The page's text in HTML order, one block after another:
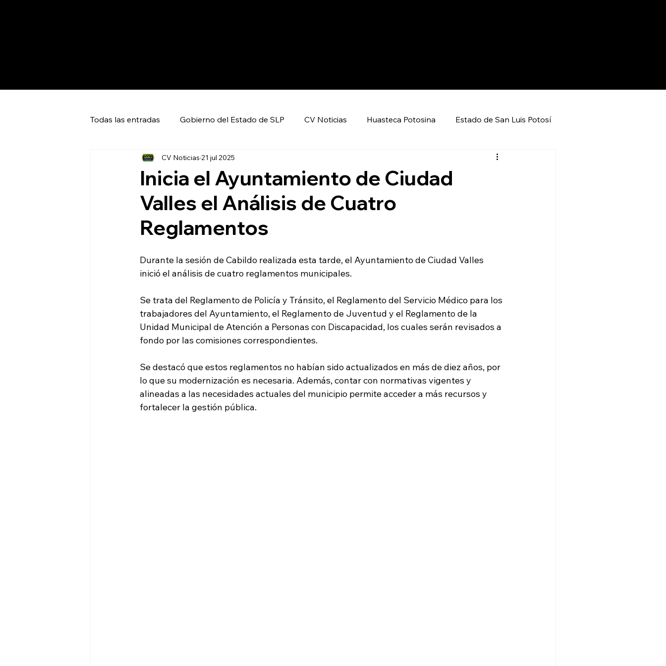
Todas las entradas Gobierno del Estado de SLP CV Noticias Huasteca Potosina Estado de San Luis Potosí
Capital SLP Ciudad Valles Entretenimiento
Huasteca Global News Ciencia y Tecnología Economía Política
Inicia el Ayuntamiento de Ciudad
Valles el Análisis de Cuatro
Reglamentos
CV Noticias 21 jul 2025
Durante la sesión de Cabildo realizada esta tarde, el Ayuntamiento de Ciudad Valles
inició el análisis de cuatro reglamentos municipales.
Se trata del Reglamento de Policía y Tránsito, el Reglamento del Servicio Médico para los
trabajadores del Ayuntamiento, el Reglamento de Juventud y el Reglamento de la
Unidad Municipal de Atención a Personas con Discapacidad, los cuales serán revisados a
fondo por las comisiones correspondientes.
Se destacó que estos reglamentos no habían sido actualizados en más de diez años, por
lo que su modernización es necesaria. Además, contar con normativas vigentes y
alineadas a las necesidades actuales del municipio permite acceder a más recursos y
fortalecer la gestión pública.